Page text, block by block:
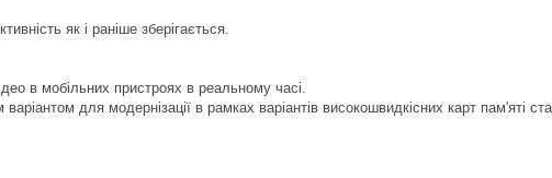
як і раніше зберігається.
в мобільних пристроях в реальному часі.
для модернізації в рамках варіантів високошвидкісних карт пам'яті